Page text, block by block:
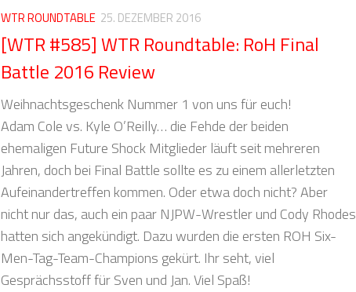
WTR ROUNDTABLE 25. DEZEMBER 2016
[WTR #585] WTR Roundtable: RoH Final
Battle 2016 Review
Weihnachtsgeschenk Nummer 1 von uns für euch!
Adam Cole vs. Kyle O’Reilly… die Fehde der beiden
ehemaligen Future Shock Mitglieder läuft seit mehreren
Jahren, doch bei Final Battle sollte es zu einem allerletzten
Aufeinandertreffen kommen. Oder etwa doch nicht? Aber
nicht nur das, auch ein paar NJPW-Wrestler und Cody Rhodes
hatten sich angekündigt. Dazu wurden die ersten ROH Six-
Men-Tag-Team-Champions gekürt. Ihr seht, viel
Gesprächsstoff für Sven und Jan. Viel Spaß!